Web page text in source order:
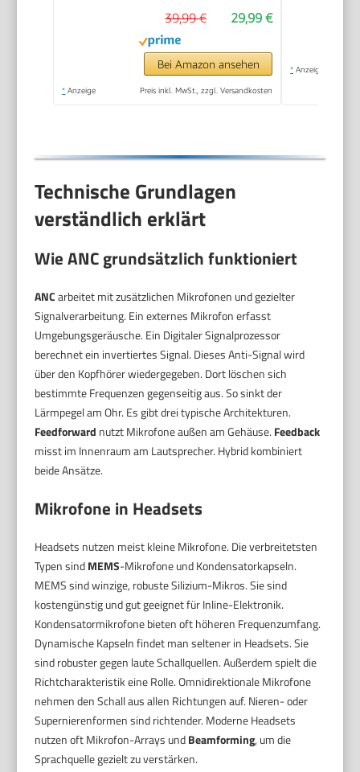
Klinke, Multi-
Plattform-
Kompatibilität und
abnehmbarem
29,99 €
39,99 €
Bei Amazon ansehen
* Anzeige Preis inkl. MwSt., zzgl. Versandkosten
* Anzeige
Technische Grundlagen
verständlich erklärt
Wie ANC grundsätzlich funktioniert
ANCarbeitet mit zusätzlichen Mikrofonen und gezielter
Signalverarbeitung. Ein externes Mikrofon erfasst
Umgebungsgeräusche. Ein Digitaler Signalprozessor
berechnet ein invertiertes Signal. Dieses Anti-Signal wird
über den Kopfhörer wiedergegeben. Dort löschen sich
bestimmte Frequenzen gegenseitig aus. So sinkt der
Lärmpegel am Ohr. Es gibt drei typische Architekturen.
Feedforward nutzt Mikrofone außen am Gehäuse. Feedback
misst im Innenraum am Lautsprecher. Hybrid kombiniert
beide Ansätze.
Mikrofone in Headsets
Headsets nutzen meist kleine Mikrofone. Die verbreitetsten
Typen sindMEMS-Mikrofone und Kondensatorkapseln.
MEMS sind winzige, robuste Silizium-Mikros. Sie sind
kostengünstig und gut geeignet für Inline-Elektronik.
Kondensatormikrofone bieten oft höheren Frequenzumfang.
Dynamische Kapseln findet man seltener in Headsets. Sie
sind robuster gegen laute Schallquellen. Außerdem spielt die
Richtcharakteristik eine Rolle. Omnidirektionale Mikrofone
nehmen den Schall aus allen Richtungen auf. Nieren- oder
Supernierenformen sind richtender. Moderne Headsets
nutzen oft Mikrofon-Arrays undBeamforming, um die
Sprachquelle gezielt zu verstärken.